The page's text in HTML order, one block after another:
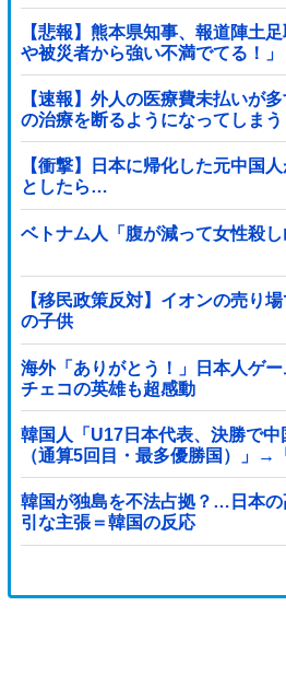
【悲報】熊本県知事、報道陣土
や被災者から強い不満でてる！
→ 知事、怒り通り越して呆れて
【速報】外人の医療費未払いが
の治療を断るようになってしまう
【衝撃】日本に帰化した元中国
としたら…
ベトナム人「腹が減って女性殺し
【移民政策反対】イオンの売り
の子供
海外「ありがとう！」日本人ゲ
チェコの英雄も超感動
韓国人「U17日本代表、決勝で
（通算5回目・最多優勝国）」→
に・・・もう越えられない壁に
国は監督の問題が大きい」「日
利したところで超えられない壁で
韓国が独島を不法占拠？…日本
引な主張＝韓国の反応